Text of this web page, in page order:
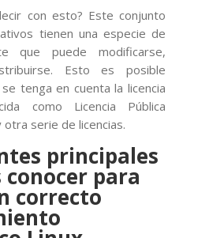
con esto? Este conjunto
tienen una especie de
que puede modificarse,
Esto es posible
tenga en cuenta la licencia
como Licencia Pública
otra serie de licencias.
principales
conocer para
correcto